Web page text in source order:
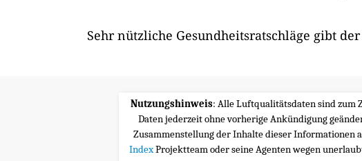
Sehr nützliche Gesundheitsratschläge gibt
Nutzungshinweis: Alle Luftqualitätsdaten sind zum
Daten jederzeit ohne vorherige Ankündigung
Zusammenstellung der Inhalte dieser Informationen
IndexProjektteam oder seine Agenten wegen